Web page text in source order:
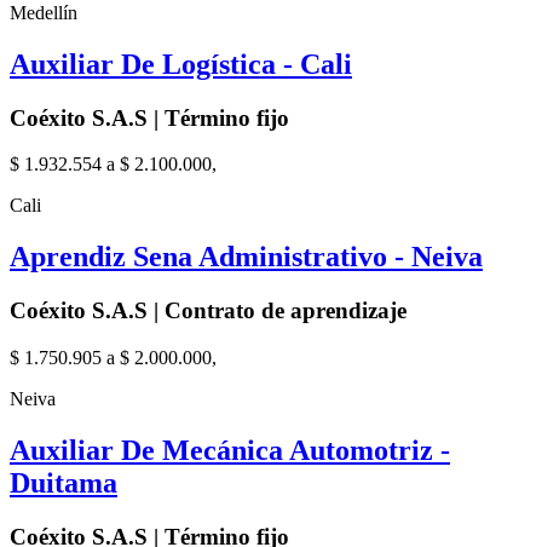
Medellín
Auxiliar De Logística - Cali
Coéxito S.A.S | Término fijo
$ 1.932.554 a $ 2.100.000,
Cali
Aprendiz Sena Administrativo - Neiva
Coéxito S.A.S | Contrato de aprendizaje
$ 1.750.905 a $ 2.000.000,
Neiva
Auxiliar De Mecánica Automotriz -
Duitama
Coéxito S.A.S | Término fijo